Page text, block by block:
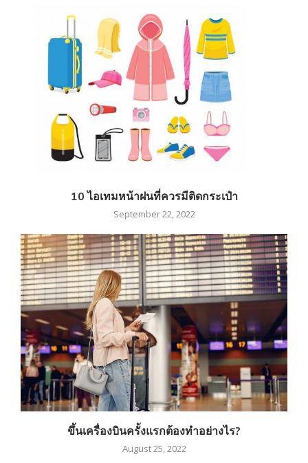
10 ไอเทมหน้าฝนที่ควรมีติดกระเป๋า
September 22, 2022
ขึ้นเครื่องบินครั้งแรกต้องทำอย่างไร?
August 25, 2022